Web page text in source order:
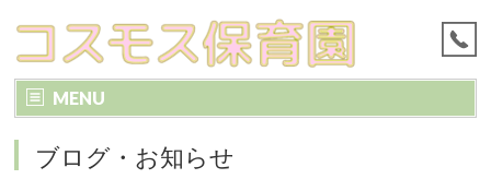
MENU
ブログ・お知らせ